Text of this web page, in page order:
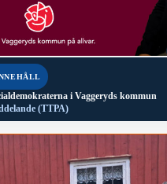
i Vaggeryds kommun
(TTPA)